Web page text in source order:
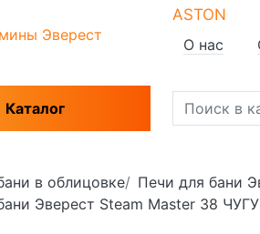
ASTON
О нас
Каталог
в облицовке
Печи для бани
Эверест Steam Master 38